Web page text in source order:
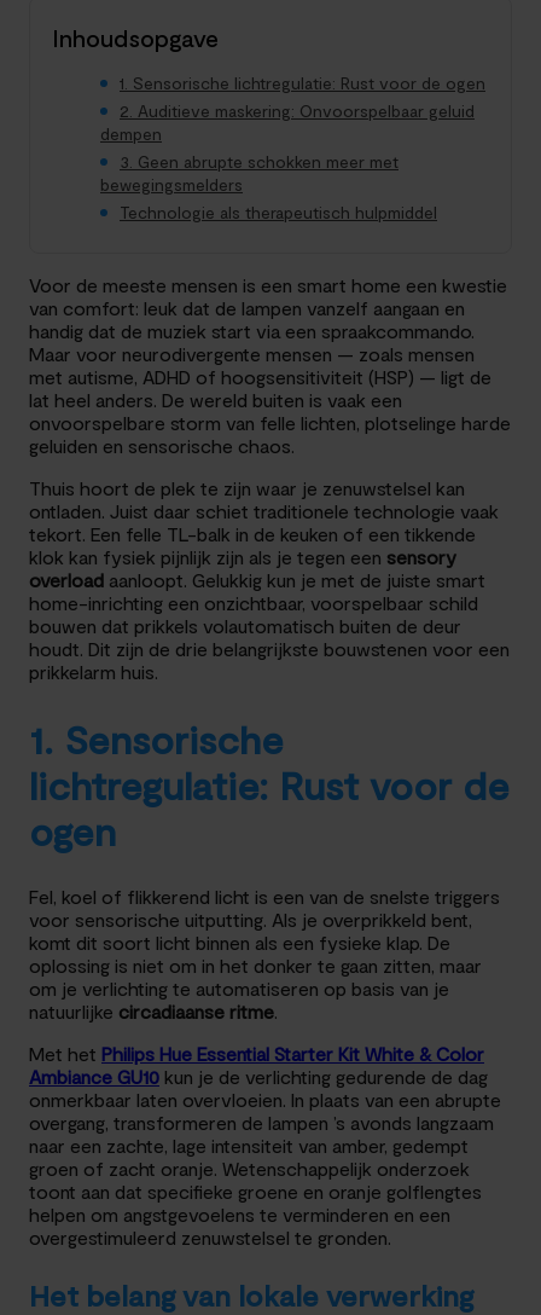
Inhoudsopgave
1. Sensorische lichtregulatie: Rust voor de ogen
2. Auditieve maskering: Onvoorspelbaar geluid
dempen
3. Geen abrupte schokken meer met
bewegingsmelders
Technologie als therapeutisch hulpmiddel
Voor de meeste mensen is een smart home een kwestie
van comfort: leuk dat de lampen vanzelf aangaan en
handig dat de muziek start via een spraakcommando.
Maar voor neurodivergente mensen — zoals mensen
met autisme, ADHD of hoogsensitiviteit (HSP) — ligt de
lat heel anders. De wereld buiten is vaak een
onvoorspelbare storm van felle lichten, plotselinge harde
geluiden en sensorische chaos.
Thuis hoort de plek te zijn waar je zenuwstelsel kan
ontladen. Juist daar schiet traditionele technologie vaak
tekort. Een felle TL-balk in de keuken of een tikkende
klok kan fysiek pijnlijk zijn als je tegen een sensory
overload aanloopt. Gelukkig kun je met de juiste smart
home-inrichting een onzichtbaar, voorspelbaar schild
bouwen dat prikkels volautomatisch buiten de deur
houdt. Dit zijn de drie belangrijkste bouwstenen voor een
prikkelarm huis.
1. Sensorische
lichtregulatie: Rust voor de
ogen
Fel, koel of flikkerend licht is een van de snelste triggers
voor sensorische uitputting. Als je overprikkeld bent,
komt dit soort licht binnen als een fysieke klap. De
oplossing is niet om in het donker te gaan zitten, maar
om je verlichting te automatiseren op basis van je
natuurlijke circadiaanse ritme.
Met het Philips Hue Essential Starter Kit White & Color
Ambiance GU10 kun je de verlichting gedurende de dag
onmerkbaar laten overvloeien. In plaats van een abrupte
overgang, transformeren de lampen ’s avonds langzaam
naar een zachte, lage intensiteit van amber, gedempt
groen of zacht oranje. Wetenschappelijk onderzoek
toont aan dat specifieke groene en oranje golflengtes
helpen om angstgevoelens te verminderen en een
overgestimuleerd zenuwstelsel te gronden.
Het belang van lokale verwerking